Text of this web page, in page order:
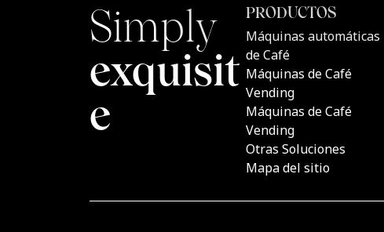
Simply
exquisite
Máquinas
Máquinas de
Máquinas de
Otras
Mapa del sitio